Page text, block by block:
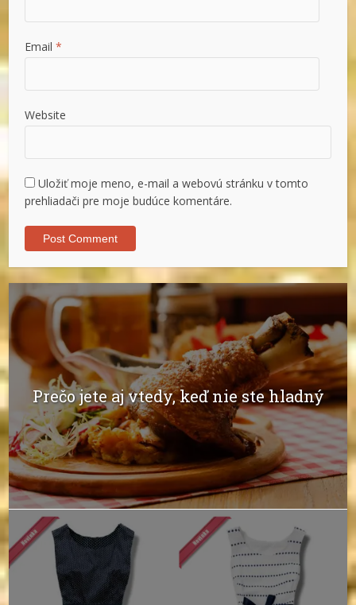
Email *
Website
Uložiť moje meno, e-mail a webovú stránku v tomto
prehliadači pre moje budúce komentáre.
Prečo jete aj vtedy, keď nie ste hladný